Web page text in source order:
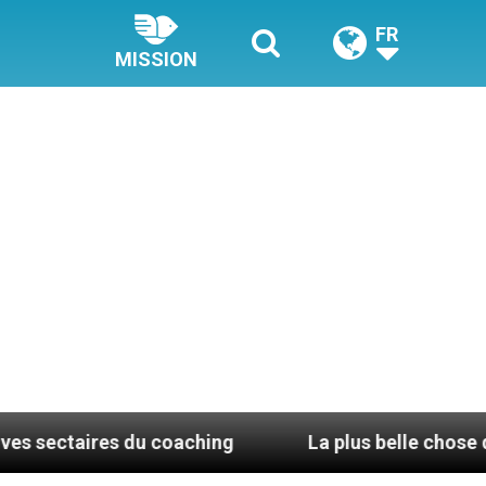
MISSION
FR
du coaching La plus belle chose dans la vie,